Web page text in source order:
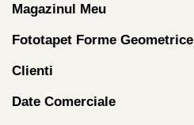
Magazinul Meu
Fototapet Forme Geometrice
Clienti
Date Comerciale